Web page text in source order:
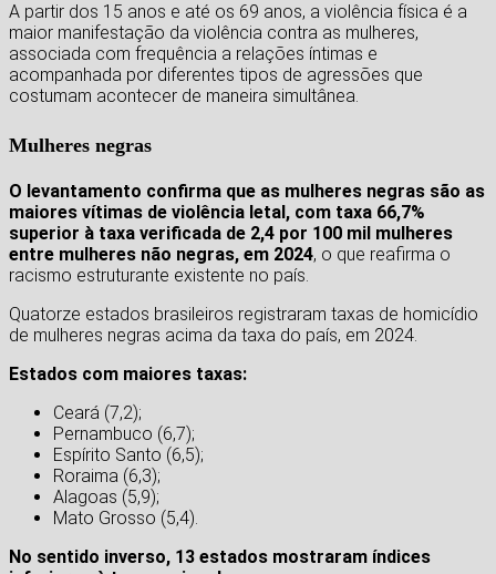
A partir dos 15 anos e até os 69 anos, a violência física é a
maior manifestação da violência contra as mulheres,
associada com frequência a relações íntimas e
acompanhada por diferentes tipos de agressões que
costumam acontecer de maneira simultânea.
Mulheres negras
O levantamento confirma que as mulheres negras são as
maiores vítimas de violência letal, com taxa 66,7%
superior à taxa verificada de 2,4 por 100 mil mulheres
entre mulheres não negras, em 2024, o que reafirma o
racismo estruturante existente no país.
Quatorze estados brasileiros registraram taxas de homicídio
de mulheres negras acima da taxa do país, em 2024.
Estados com maiores taxas:
Ceará (7,2);
Pernambuco (6,7);
Espírito Santo (6,5);
Roraima (6,3);
Alagoas (5,9);
Mato Grosso (5,4).
No sentido inverso, 13 estados mostraram índices